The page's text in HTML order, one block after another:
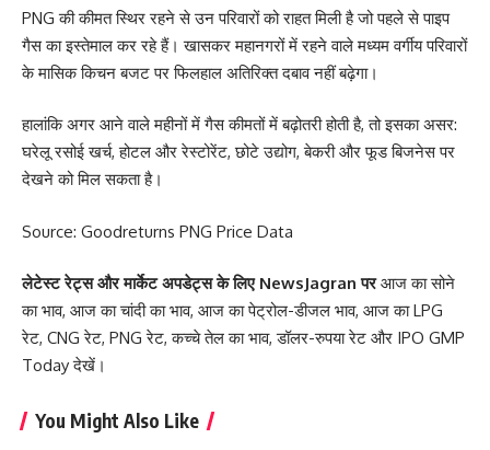
PNG की कीमत स्थिर रहने से उन परिवारों को राहत मिली है जो पहले से पाइप
गैस का इस्तेमाल कर रहे हैं। खासकर महानगरों में रहने वाले मध्यम वर्गीय परिवारों
के मासिक किचन बजट पर फिलहाल अतिरिक्त दबाव नहीं बढ़ेगा।
हालांकि अगर आने वाले महीनों में गैस कीमतों में बढ़ोतरी होती है, तो इसका असर:
घरेलू रसोई खर्च, होटल और रेस्टोरेंट, छोटे उद्योग, बेकरी और फूड बिजनेस पर
देखने को मिल सकता है।
Source: Goodreturns PNG Price Data
लेटेस्ट रेट्स और मार्केट अपडेट्स के लिए NewsJagran पर आज का सोने
का भाव, आज का चांदी का भाव, आज का पेट्रोल-डीजल भाव, आज का LPG
रेट, CNG रेट, PNG रेट,कच्चे तेल का भाव,डॉलर-रुपया रेट और IPO GMP
Todayदेखें।
You Might Also Like